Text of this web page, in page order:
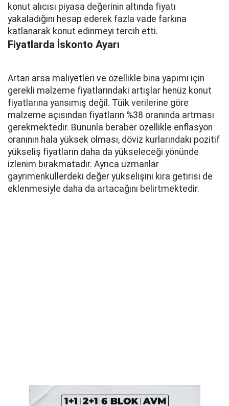
konut alıcısı piyasa değerinin altında fiyatı
yakaladığını hesap ederek fazla vade farkına
katlanarak konut edinmeyi tercih etti.
Fiyatlarda İskonto Ayarı
Artan arsa maliyetleri ve özellikle bina yapımı için
gerekli malzeme fiyatlarındaki artışlar henüz konut
fiyatlarına yansımış değil. Tüik verilerine göre
malzeme açısından fiyatların %38 oranında artması
gerekmektedir. Bununla beraber özellikle enflasyon
oranının hala yüksek olması, döviz kurlarındakı pozitif
yükseliş fiyatların daha da yükseleceği yönünde
izlenim bırakmatadır. Ayrıca uzmanlar
gayrimenküllerdeki değer yükselişini kira getirisi de
eklenmesiyle daha da artacağını belirtmektedir.